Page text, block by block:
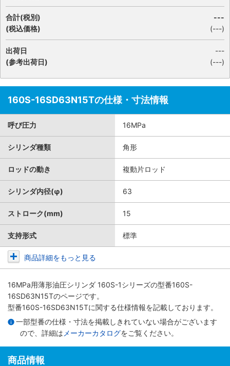
合計(税別)
(税込価格)
---
(---)
出荷日
(参考出荷日)
---
(---)
160S-16SD63N15Tの仕様・寸法情報
呼び圧力 16MPa
シリンダ種類 角形
ロッドの動き 複動片ロッド
シリンダ内径(φ) 63
ストローク(mm) 15
支持形式 標準
商品詳細をもっと見る
16MPa用薄形油圧シリンダ 160S-1シリーズの型番160S-
16SD63N15Tのページです。
型番160S-16SD63N15Tに関する仕様情報を記載しております。
一部型番の仕様・寸法を掲載しきれていない場合がございます
ので、詳細は メーカーカタログをご覧ください。
商品情報